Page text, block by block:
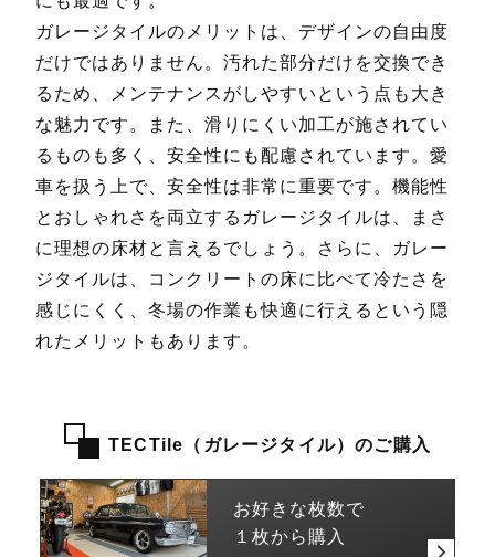
ガレージタイルのメリットは、デザインの自由度
だけではありません。汚れた部分だけを交換でき
るため、メンテナンスがしやすいという点も大き
な魅力です。また、滑りにくい加工が施されてい
るものも多く、安全性にも配慮されています。愛
車を扱う上で、安全性は非常に重要です。機能性
とおしゃれさを両立するガレージタイルは、まさ
に理想の床材と言えるでしょう。さらに、ガレー
ジタイルは、コンクリートの床に比べて冷たさを
感じにくく、冬場の作業も快適に行えるという隠
れたメリットもあります。
TECTile（ガレージタイル）のご購入
お好きな枚数で
１枚から購入